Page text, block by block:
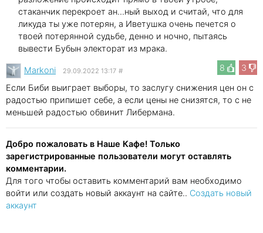
стаканчик перекроет ан...ный выход и считай, что для
ликуда ты уже потерян, а Иветушка очень печется о
твоей потерянной судьбе, денно и ночно, пытаясь
вывести Бубын электорат из мрака.
8
3
Markoni 29.09.2022 13:17 #
Если Биби выиграет выборы, то заслугу снижения цен он с
радостью припишет себе, а если цены не снизятся, то с не
меньшей радостью обвинит Либермана.
Добро пожаловать в Наше Кафе! Только
зарегистрированные пользователи могут оставлять
комментарии.
Для того чтобы оставить комментарий вам необходимо
войти или создать новый аккаунт на сайте.. Создать новый
аккаунт